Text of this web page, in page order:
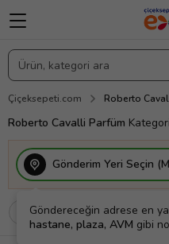
Çiçeksepeti.com Roberto
Roberto Cavalli Parfüm
Göndereceğin adrese en
hastane, plaza, AVM gibi
Filtrele Sırala